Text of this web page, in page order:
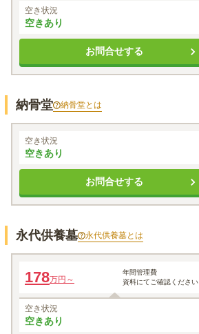
一般墓
空き状況
空きあり
お問合せする
納骨堂 納骨堂とは
納骨堂
空き状況
空きあり
お問合せする
永代供養墓 永代供養墓とは
178万円～
年間管理費
資料にてご確認ください
空き状況
空きあり